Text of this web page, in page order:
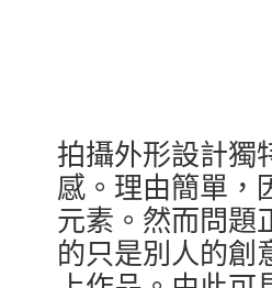
拍攝外形設計獨
感。理由簡單，
元素。然而問題
的只是別人的創